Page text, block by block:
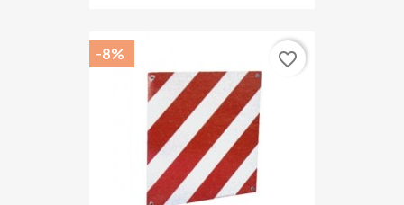
-8% favorite_border